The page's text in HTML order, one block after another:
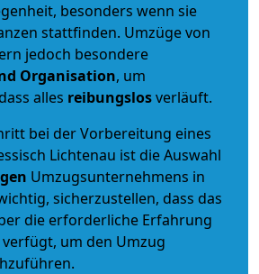
besonders wenn sie
stattfinden. Umzüge von
jedoch besondere
Organisation, um
alles reibungslosverläuft.
bei der Vorbereitung eines
Lichtenau ist die Auswahl
Umzugsunternehmens in
sicherzustellen, dass das
die erforderliche Erfahrung
um den Umzug